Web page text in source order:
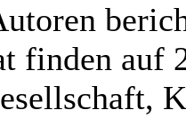
finden auf